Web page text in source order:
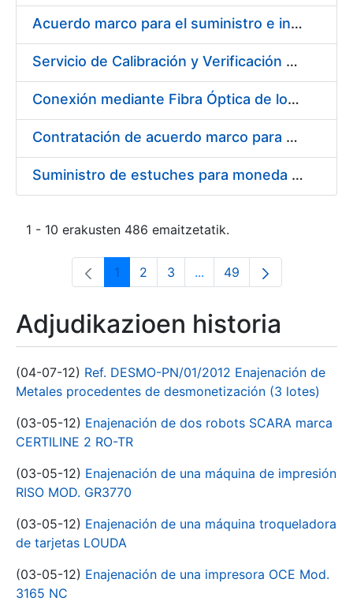
Acuerdo marco para el suministro e instalación de persianas, estores y otros complementos
Servicio de Calibración y Verificación Externa de los Equipos de Medición del Servicio de Prevención de la FNMT-RCM
Conexión mediante Fibra Óptica de los Centros de Proceso de Datos (CPDs) de las sedes de la FNMT-RCM de Burgos y Madrid
Contratación de acuerdo marco para el Suministro de Material de Electricidad para la Fábrica Nacional de Moneda y Timbre-Real Casa de la Moneda en su centro de trabajo de Burgos
Suministro de estuches para moneda de 30 €
1 - 10 erakusten 486 emaitzetatik.
Orrialdea
1 Orrialdea
2 Orrialdea
3 ...Intermediate Pages Use
Orrialdea
49
Adjudikazioen historia
(04-07-12) Ref. DESMO-PN/01/2012 Enajenación de
Metales procedentes de desmonetización (3 lotes)
(03-05-12) Enajenación de dos robots SCARA marca
CERTILINE 2 RO-TR
(03-05-12) Enajenación de una máquina de impresión
RISO MOD. GR3770
(03-05-12) Enajenación de una máquina troqueladora
de tarjetas LOUDA
(03-05-12) Enajenación de una impresora OCE Mod.
3165 NC